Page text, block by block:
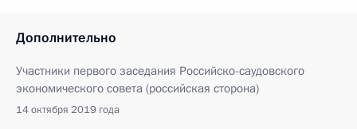
Дополнительно
Участники первого заседания Российско-саудовского
экономического совета (российская сторона)
14 октября 2019 года